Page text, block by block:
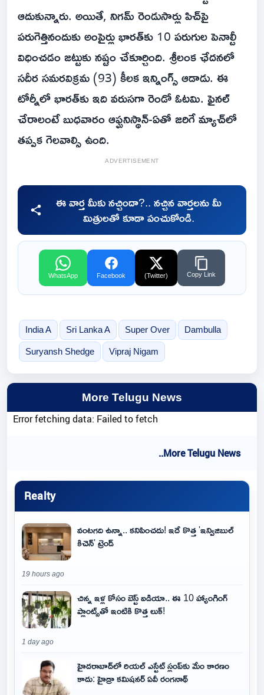
ఆదుకున్నారు. అయితే, నిగమ్ రెండుసార్లు పిచ్‌పై
పరుగెత్తినందుకు అంపైర్లు భారత్‌కు 10 పరుగుల పెనాల్టీ
విధించడం జట్టుకు నష్టం చేకూర్చింది. శ్రీలంక ఛేదనలో
సదీర సమరవిక్రమ (93) కీలక ఇన్నింగ్స్ ఆడాడు. ఈ
టోర్నీలో భారత్‌కు ఇది వరుసగా రెండో ఓటమి. ఫైనల్
చేరాలంటే బుధవారం ఆఫ్ఘనిస్థాన్-ఏతో జరిగే మ్యాచ్‌లో
తప్పక గెలవాల్సి ఉంది.
ADVERTISEMENT
ఈ వార్త మీకు నచ్చిందా?.. నచ్చిన వార్తలను మీ
మిత్రులతో కూడా పంచుకోండి.
WhatsApp Facebook (Twitter) Copy Link
India A Sri Lanka A Super Over Dambulla
Suryansh Shedge Vipraj Nigam
More Telugu News
Error fetching data: Failed to fetch
..More Telugu News
Realty
వంటగది ఉన్నా.. కనిపించదు! ఇదే కొత్త 'ఇన్విజిబుల్
కిచెన్' ట్రెండ్
19 hours ago
చిన్న ఇళ్ల కోసం బెస్ట్ ఐడియా.. ఈ 10 హ్యాంగింగ్
ప్లాంట్స్‌తో ఇంటికి కొత్త లుక్!
1 day ago
హైదరాబాద్‌లో రియల్ ఎస్టేట్ స్లంప్‌కు మేం కారణం
కాదు: హైడ్రా కమిషనర్ ఏవీ రంగనాథ్